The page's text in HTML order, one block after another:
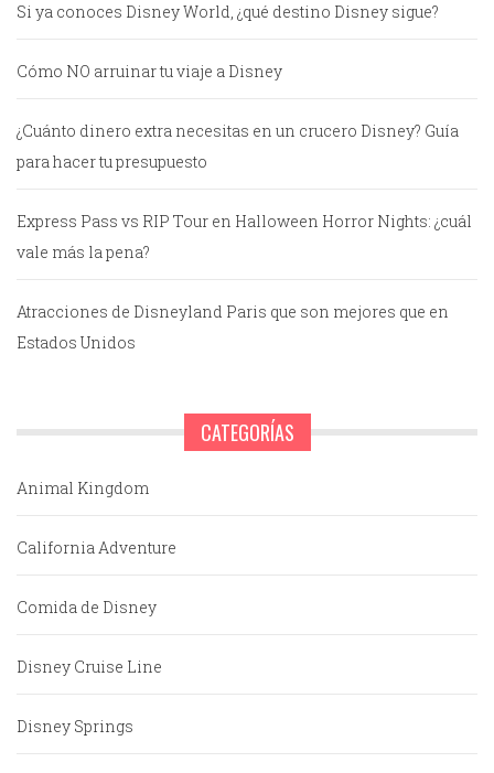
Si ya conoces Disney World, ¿qué destino Disney sigue?
Cómo NO arruinar tu viaje a Disney
¿Cuánto dinero extra necesitas en un crucero Disney? Guía
para hacer tu presupuesto
Express Pass vs RIP Tour en Halloween Horror Nights: ¿cuál
vale más la pena?
Atracciones de Disneyland Paris que son mejores que en
Estados Unidos
CATEGORÍAS
Animal Kingdom
California Adventure
Comida de Disney
Disney Cruise Line
Disney Springs